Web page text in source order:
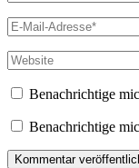
E-
Mail-
Adresse*
Website
Benachrichtige
Benachrichtige